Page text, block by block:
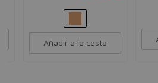
Añadir a la cesta